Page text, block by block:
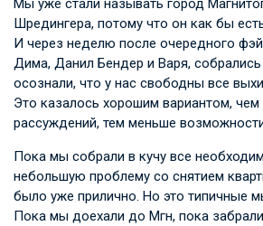
Мы уже стали называть город
Шредингера, потому что он как бы
И через неделю после очередного
Дима, Данил Бендер и Варя, собрались
осознали, что у нас свободны все
Это казалось хорошим вариантом,
рассуждений, тем меньше
Пока мы собрали в кучу все
небольшую проблему со снятием
было уже прилично. Но это типичные
Пока мы доехали до Мгн, пока